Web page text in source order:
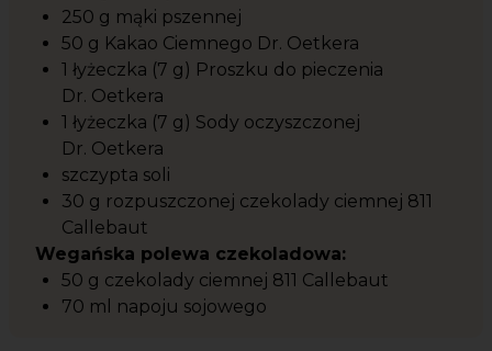
250 g mąki pszennej
50 g Kakao Ciemnego Dr. Oetkera
1 łyżeczka (7 g) Proszku do pieczenia
Dr. Oetkera
1 łyżeczka (7 g) Sody oczyszczonej
Dr. Oetkera
szczypta soli
30 g rozpuszczonej czekolady ciemnej 811
Callebaut
Wegańska polewa czekoladowa:
50 g czekolady ciemnej 811 Callebaut
70 ml napoju sojowego